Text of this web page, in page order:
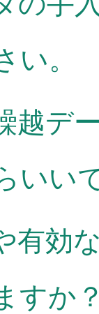
い。
越デ
いい
有効
すか